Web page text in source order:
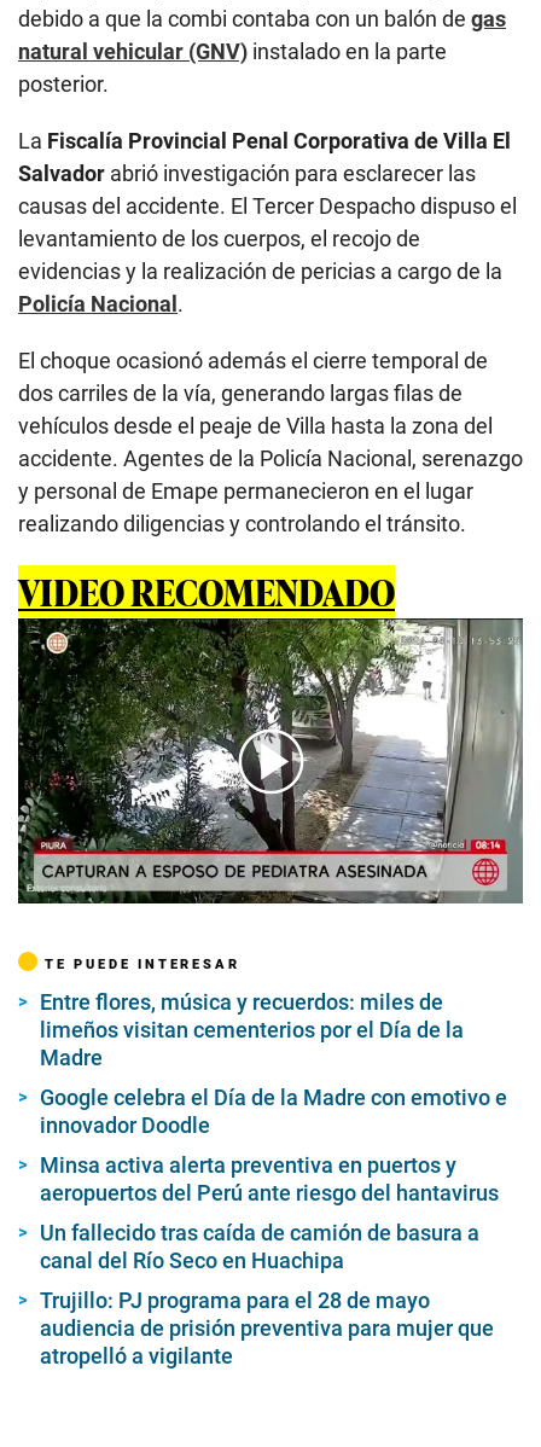
debido a que la combi contaba con un balón de gas
natural vehicular (GNV) instalado en la parte
posterior.
La Fiscalía Provincial Penal Corporativa de Villa El
Salvador abrió investigación para esclarecer las
causas del accidente. El Tercer Despacho dispuso el
levantamiento de los cuerpos, el recojo de
evidencias y la realización de pericias a cargo de la
Policía Nacional .
El choque ocasionó además el cierre temporal de
dos carriles de la vía, generando largas filas de
vehículos desde el peaje de Villa hasta la zona del
accidente. Agentes de la Policía Nacional, serenazgo
y personal de Emape permanecieron en el lugar
realizando diligencias y controlando el tránsito.
VIDEO RECOMENDADO
00:00/ 02:04
TE PUEDE INTERESAR
Entre flores, música y recuerdos: miles de
limeños visitan cementerios por el Día de la
Madre
Google celebra el Día de la Madre con emotivo e
innovador Doodle
Minsa activa alerta preventiva en puertos y
aeropuertos del Perú ante riesgo del hantavirus
Un fallecido tras caída de camión de basura a
canal del Río Seco en Huachipa
Trujillo: PJ programa para el 28 de mayo
audiencia de prisión preventiva para mujer que
atropelló a vigilante